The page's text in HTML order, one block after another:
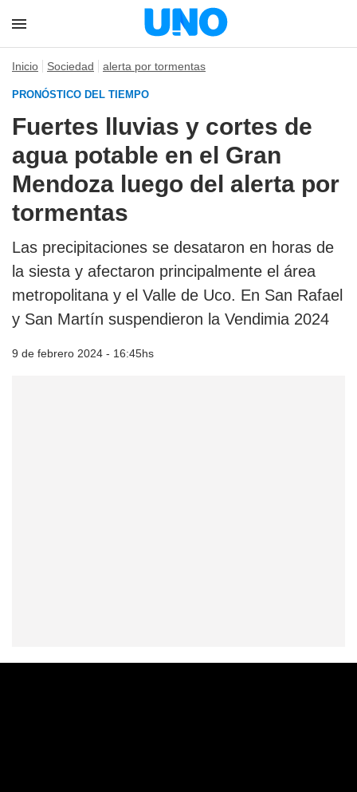
Inicio Sociedad alerta por tormentas
PRONÓSTICO DEL TIEMPO
Fuertes lluvias y cortes de
agua potable en el Gran
Mendoza luego del alerta por
tormentas
Las precipitaciones se desataron en horas de
la siesta y afectaron principalmente el área
metropolitana y el Valle de Uco. En San Rafael
y San Martín suspendieron la Vendimia 2024
9 de febrero 2024 - 16:45hs